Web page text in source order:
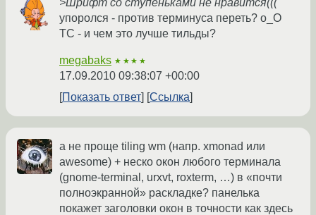
>Шрифт со ступеньками не нравится(((
упоролся - против терминуса переть? о_О
ТС - и чем это лучше тильды?
megabaks ★★★★
17.09.2010 09:38:07 +00:00
Показать ответ
Ссылка
а не проще tiling wm (напр. xmonad или
awesome) + неско окон любого терминала
(gnome-terminal, urxvt, roxterm, …) в «почти
полноэкранной» раскладке? панелька
покажет заголовки окон в точности как здесь